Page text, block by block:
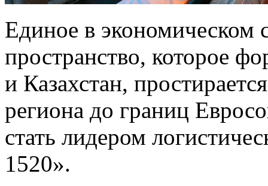
Единое в экономическом
пространство, которое
и Казахстан,
региона до границ
стать лидером
1520».